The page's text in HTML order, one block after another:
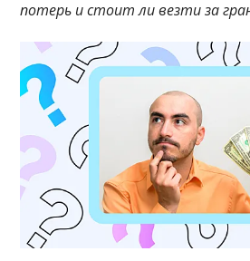
потерь и стоит ли везти за